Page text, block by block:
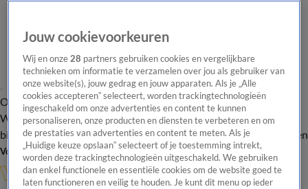
Overzicht Onze programma's Uitzendingen Onze gezichten
In de
WandelgangenInterviewsUitzending
bijwonenPodcastShopVeelgestelde vragenKijkersvraag insturen
Volg Vandaag Inside
Jouw cookievoorkeuren
Wij en onze28 partners gebruiken cookies en vergelijkbare
technieken om informatie te verzamelen over jou als gebruiker van
onze website(s), jouw gedrag en jouw apparaten. Als je „Alle
cookies accepteren” selecteert, worden trackingtechnologieën
ingeschakeld om onze advertenties en content te kunnen
personaliseren, onze producten en diensten te verbeteren en om
de prestaties van advertenties en content te meten. Als je
„Huidige keuze opslaan” selecteert of je toestemming intrekt,
worden deze trackingtechnologieën uitgeschakeld. We gebruiken
dan enkel functionele en essentiële cookies om de website goed te
laten functioneren en veilig te houden. Je kunt dit menu op ieder